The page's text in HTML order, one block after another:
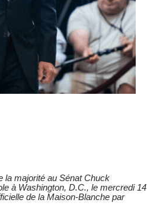
la majorité au Sénat Chuck
à Washington, D.C., le mercredi 14
de la Maison-Blanche par